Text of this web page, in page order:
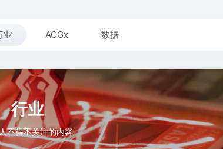
业 ACGx 数据
行业
不得不关注的内容